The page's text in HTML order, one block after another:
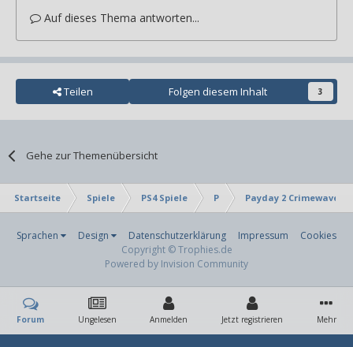
Auf dieses Thema antworten...
Teilen Folgen diesem Inhalt 3
Gehe zur Themenübersicht
Startseite Spiele PS4 Spiele P Payday 2 Crimewave
Sprachen Design Datenschutzerklärung Impressum
Cookies
Copyright © Trophies.de
Powered by Invision Community
Forum Ungelesen Anmelden Jetzt registrieren Mehr